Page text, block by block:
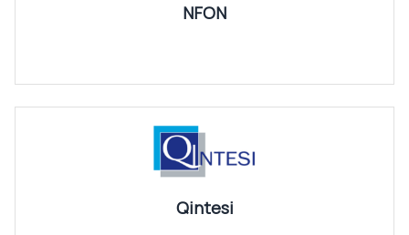
NFON
Qintesi